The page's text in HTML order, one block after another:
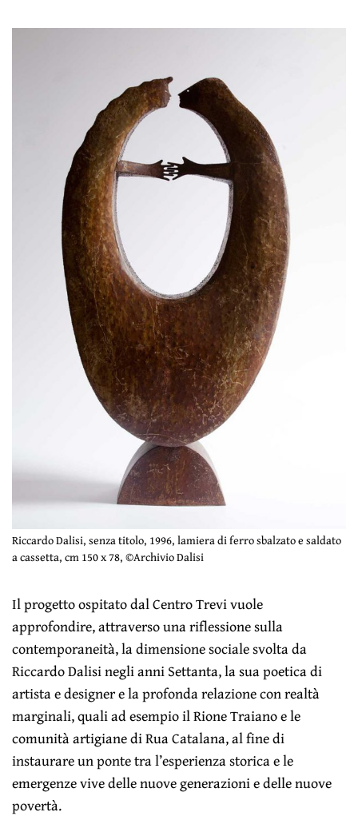
Riccardo Dalisi, senza titolo, 1996, lamiera di ferro sbalzato e saldato
a cassetta, cm 150 x 78, ©Archivio Dalisi
Il progetto ospitato dal Centro Trevi vuole
approfondire, attraverso una riflessione sulla
contemporaneità, la dimensione sociale svolta da
Riccardo Dalisi negli anni Settanta, la sua poetica di
artista e designer e la profonda relazione con realtà
marginali, quali ad esempio il Rione Traiano e le
comunità artigiane di Rua Catalana, al fine di
instaurare un ponte tra l’esperienza storica e le
emergenze vive delle nuove generazioni e delle nuove
povertà.